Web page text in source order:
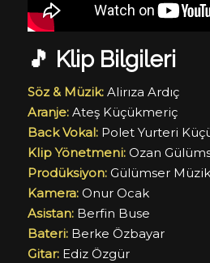
🎵 Klip Bilgileri
Söz & Müzik:Alirıza Ardıç
Aranje:Ateş Küçükmeriç
Back Vokal:Polet Yurteri
Klip Yönetmeni:Ozan
Prodüksiyon:Gülümser Müzik
Kamera:Onur Ocak
Asistan:Berfin Buse
Bateri:Berke Özbayar
Gitar:Ediz Özgür